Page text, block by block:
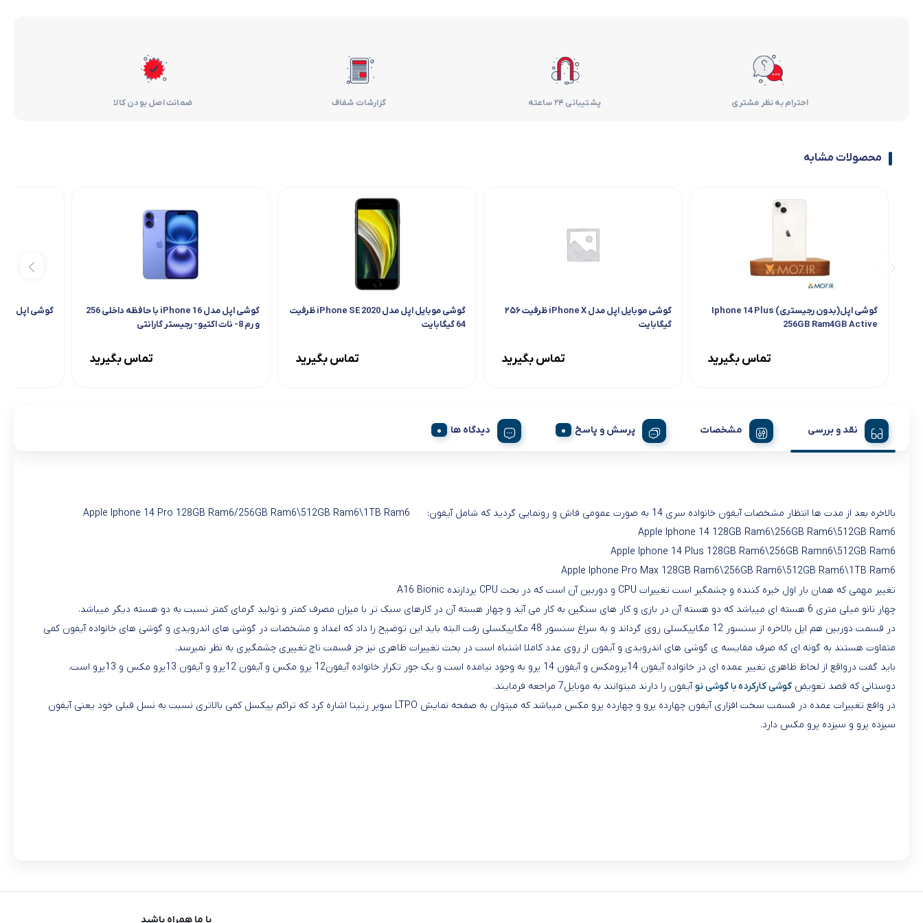
گوشتکوب برقی
همزن
هود
احترام به نظر مشتری پشتیبانی 24 ساعته گزارشات شفاف ضمانت اصل بودن کالا
محصولات مشابه
گوشی اپل(بدون رجیستری) Iphone 14 Plus
256GB Ram4GB Active
تماس بگیرید
گوشی موبایل اپل مدل iPhone X ظرفیت ۲۵۶
گیگابایت
تماس بگیرید
گوشی موبایل اپل مدل iPhone SE 2020 ظرفیت
64 گیگابایت
تماس بگیرید
گوشی اپل مدل iPhone 16 با حافظه داخلی 256
و رم 8- نات اکتیو- رجیستر گارانتی
تماس بگیرید
گوشی اپل IPhone 13 Pro 1TB Not Active
نقد و بررسی مشخصات پرسش و پاسخ دیدگاه ها
بالاخره بعد از مدت ها انتظار مشخصات آیفون خانواده سری 14 به صورت عمومی فاش و رونمایی گردید که شامل آیفون: Apple Iphone 14 Pro 128GB Ram6/256GB Ram6\512GB Ram6\1TB Ram6
Apple Iphone 14 128GB Ram6\256GB Ram6\512GB Ram6
Apple Iphone 14 Plus 128GB Ram6\256GB Ramn6\512GB Ram6
Apple Iphone Pro Max 128GB Ram6\256GB Ram6\512GB Ram6\1TB Ram6
تغییر مهمی که همان بار اول خیره کننده و چشمگیر است تغییرات CPU و دوربین آن است که در بحث CPU پردازنده A16 Bionic
چهار نانو میلی متری 6 هسته ای میباشد که دو هسته آن در بازی و کار های سنگین به کار می آید و چهار هسته آن در کارهای سبک تر با میزان مصرف کمتر و تولید گرمای کمتر نسبت به دو هسته دیگر میباشد.
در قسمت دوربین هم اپل بالاخره از سنسور 12 مگاپیکسلی روی گرداند و به سراغ سنسور 48 مگاپیکسلی رفت البته باید این توضیح را داد که اعداد و مشخصات در گوشی های اندرویدی و گوشی های خانواده آیفون کمی
متفاوت هستند به گونه ای که صرف مقایسه ی گوشی های اندرویدی و آیفون از روی عدد کاملا اشتباه است در بحث تغییرات ظاهری نیز جز قسمت ناچ تغییری چشمگیری به نظر نمیرسد.
باید گفت درواقع از لحاظ ظاهری تغییر عمده ای در خانواده آیفون 14پرومکس و آیفون 14 پرو به وجود نیامده است و یک جور تکرار خانواده آیفون12 پرو مکس و آیفون 12پرو و آیفون 13پرو مکس و 13پرو است.
دوستانی که قصد تعویض گوشی کارکرده با گوشی نوآیفون را دارند میتوانند به موبایل7 مراجعه فرمایند.
در واقع تغییرات عمده در قسمت سخت افزاری آیفون چهارده پرو و چهارده پرو مکس میباشد که میتوان به صفحه نمایش LTPO سوپر رتینا اشاره کرد که تراکم پیکسل کمی بالاتری نسبت به نسل قبلی خود یعنی آیفون
سیزده پرو و سیزده پرو مکس دارد.
با ما همراه باشید